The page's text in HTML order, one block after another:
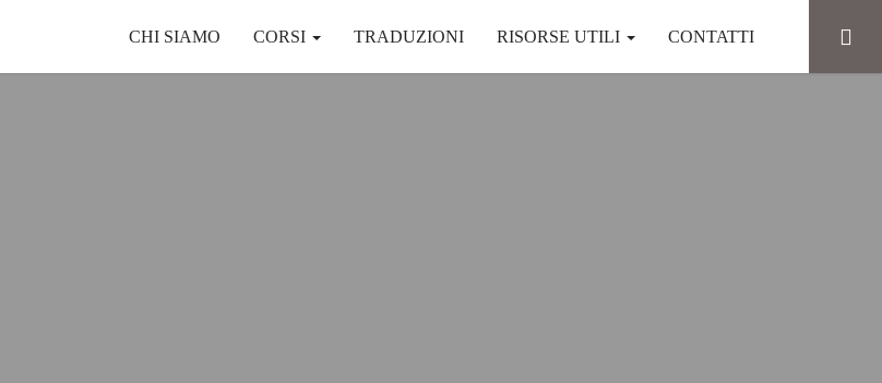
CHI SIAMO CORSI TRADUZIONI RISORSE UTILI CONTATTI